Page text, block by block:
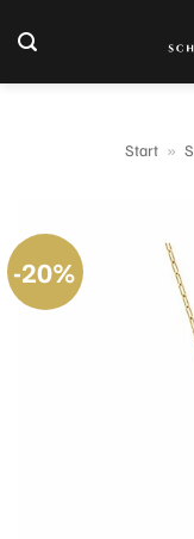
Inhalt
springen
Start »
-20%